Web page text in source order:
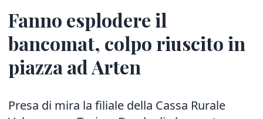
Fanno esplodere il
bancomat, colpo riuscito in
piazza ad Arten
Presa di mira la filiale della Cassa Rurale